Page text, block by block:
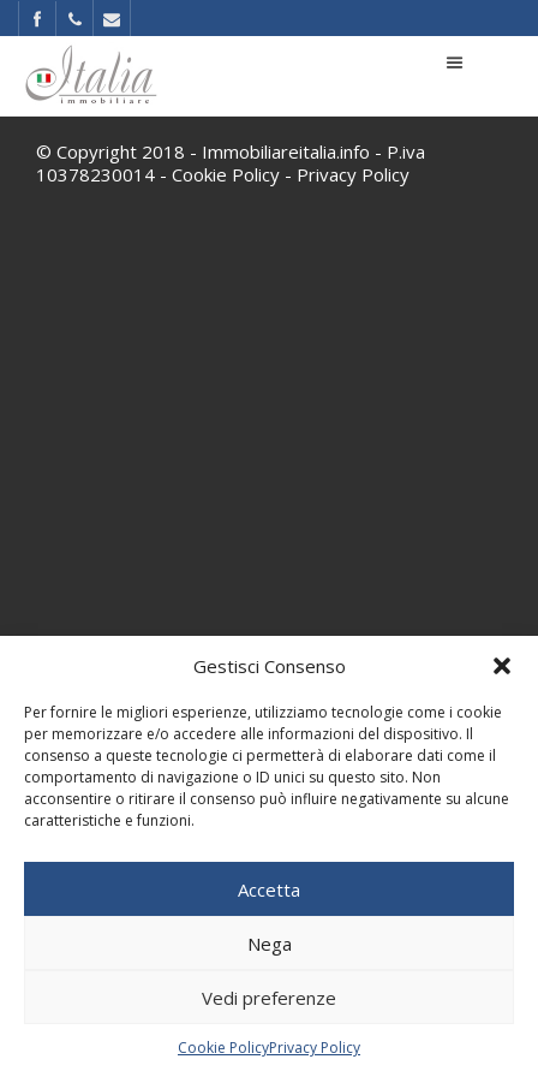
Gestisci Consenso
Per fornire le migliori esperienze, utilizziamo tecnologie come i cookie
per memorizzare e/o accedere alle informazioni del dispositivo. Il
consenso a queste tecnologie ci permetterà di elaborare dati come il
comportamento di navigazione o ID unici su questo sito. Non
acconsentire o ritirare il consenso può influire negativamente su alcune
caratteristiche e funzioni.
Accetta
Nega
Vedi preferenze
Cookie PolicyPrivacy Policy
© Copyright 2018 - Immobiliareitalia.info - P.iva
10378230014 - Cookie Policy - Privacy Policy